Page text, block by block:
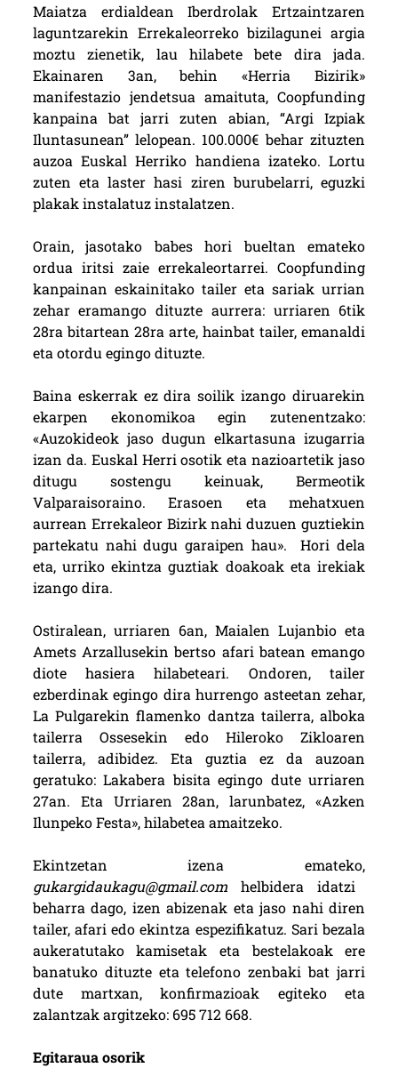
Maiatza erdialdean Iberdrolak Ertzaintzaren
laguntzarekin Errekaleorreko bizilagunei argia
moztu zienetik, lau hilabete bete dira jada.
Ekainaren 3an, behin «Herria Bizirik»
manifestazio jendetsua amaituta, Coopfunding
kanpaina bat jarri zuten abian, “Argi Izpiak
Iluntasunean” lelopean. 100.000€ behar zituzten
auzoa Euskal Herriko handiena izateko. Lortu
zuten eta laster hasi ziren burubelarri, eguzki
plakak instalatuz instalatzen.
Orain, jasotako babes hori bueltan emateko
ordua iritsi zaie errekaleortarrei. Coopfunding
kanpainan eskainitako tailer eta sariak urrian
zehar eramango dituzte aurrera: urriaren 6tik
28ra bitartean 28ra arte, hainbat tailer, emanaldi
eta otordu egingo dituzte.
Baina eskerrak ez dira soilik izango diruarekin
ekarpen ekonomikoa egin zutenentzako:
«Auzokideok jaso dugun elkartasuna izugarria
izan da. Euskal Herri osotik eta nazioartetik jaso
ditugu sostengu keinuak, Bermeotik
Valparaisoraino. Erasoen eta mehatxuen
aurrean Errekaleor Bizirk nahi duzuen guztiekin
partekatu nahi dugu garaipen hau». Hori dela
eta, urriko ekintza guztiak doakoak eta irekiak
izango dira.
Ostiralean, urriaren 6an, Maialen Lujanbio eta
Amets Arzallusekin bertso afari batean emango
diote hasiera hilabeteari. Ondoren, tailer
ezberdinak egingo dira hurrengo asteetan zehar,
La Pulgarekin flamenko dantza tailerra, alboka
tailerra Ossesekin edo Hileroko Zikloaren
tailerra, adibidez. Eta guztia ez da auzoan
geratuko: Lakabera bisita egingo dute urriaren
27an. Eta Urriaren 28an, larunbatez, «Azken
Ilunpeko Festa», hilabetea amaitzeko.
Ekintzetan izena emateko,
gukargidaukagu@gmail.comhelbidera idatzi
beharra dago, izen abizenak eta jaso nahi diren
tailer, afari edo ekintza espezifikatuz. Sari bezala
aukeratutako kamisetak eta bestelakoak ere
banatuko dituzte eta telefono zenbaki bat jarri
dute martxan, konfirmazioak egiteko eta
zalantzak argitzeko: 695 712 668.
Egitaraua osorik